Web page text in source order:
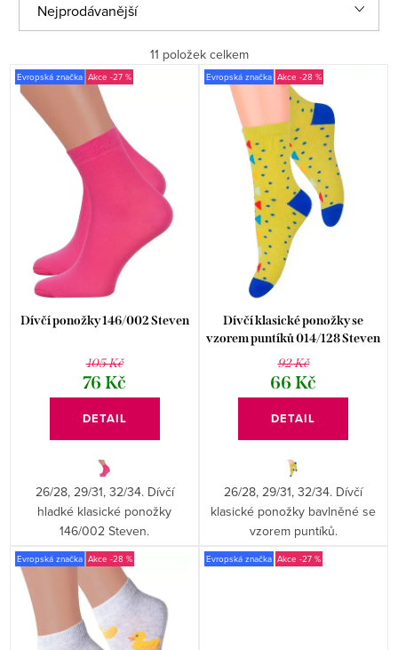
a
e
k
Nejprodávanější
Nejlevnější
Nejdražší
Abecedně
11 položek celkem
V
ý
d
Evropská značka -27 %
Dívčí ponožky 146/002 Steven
105 Kč
76 Kč
DETAIL
26/28, 29/31, 32/34. Dívčí
hladké klasické ponožky
146/002 Steven.
Evropská značka -28 %
Dívčí klasické ponožky se
vzorem puntíků 014/128 Steven
92 Kč
66 Kč
DETAIL
26/28, 29/31, 32/34. Dívčí
klasické ponožky bavlněné se
vzorem puntíků.
Evropská značka -28 % Evropská značka -27 %